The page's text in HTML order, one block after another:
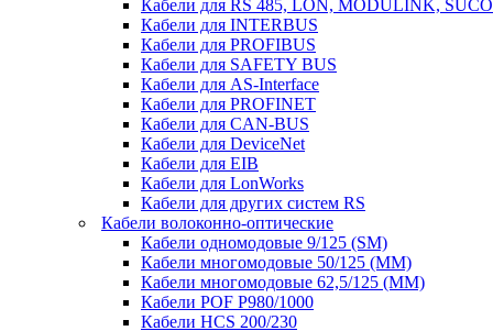
Кабели для RS 485, LON, MODULINK,
Кабели для INTERBUS
Кабели для PROFIBUS
Кабели для SAFETY BUS
Кабели для AS-Interface
Кабели для PROFINET
Кабели для CAN-BUS
Кабели для DeviceNet
Кабели для EIB
Кабели для LonWorks
Кабели для других систем RS
Кабели волоконно-оптические
Кабели одномодовые 9/125 (SM)
Кабели многомодовые 50/125 (ММ)
Кабели многомодовые 62,5/125 (ММ)
Кабели POF P980/1000
Кабели HCS 200/230